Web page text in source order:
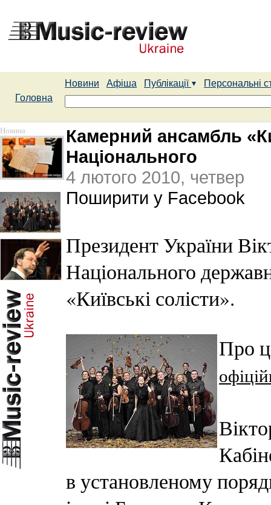
Новини Афіша Публікації
Персональні
Головна
Новина
Камерний ансамбль
Національного
4 лютого 2010, четвер
Поширити у Facebook
Президент України
Національного
«Київські солісти».
Про
в установленому